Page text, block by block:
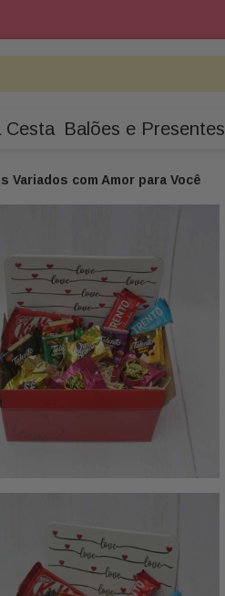
Cesta Balões e Presentes
Variados com Amor para Você